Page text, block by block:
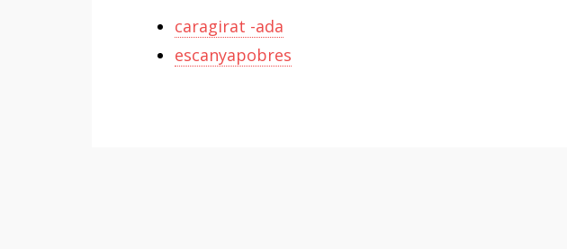
caragirat -ada
escanyapobres